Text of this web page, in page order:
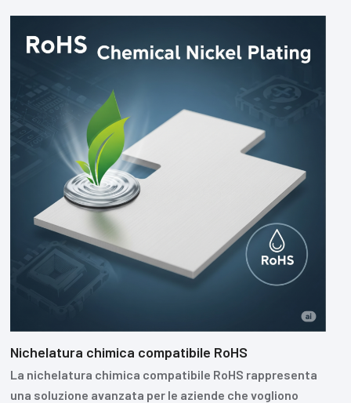
Nichelatura chimica compatibile RoHS
La nichelatura chimica compatibile RoHS rappresenta
una soluzione avanzata per le aziende che vogliono